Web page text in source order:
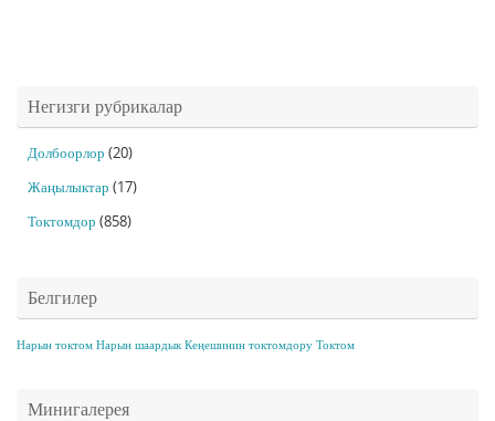
Негизги рубрикалар
Долбоорлор (20)
Жаңылыктар (17)
Токтомдор (858)
Белгилер
Нарын токтом Нарын шаардык Кеңешинин токтомдору Токтом
Минигалерея